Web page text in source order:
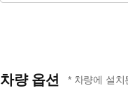
차량 옵션 * 차량에 설